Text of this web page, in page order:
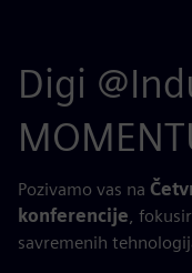
Digi
Pozivamo vas na
konferencije,
savremenih